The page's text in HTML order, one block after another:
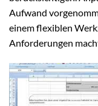
Aufwand
einem flexiblen
Anforderungen